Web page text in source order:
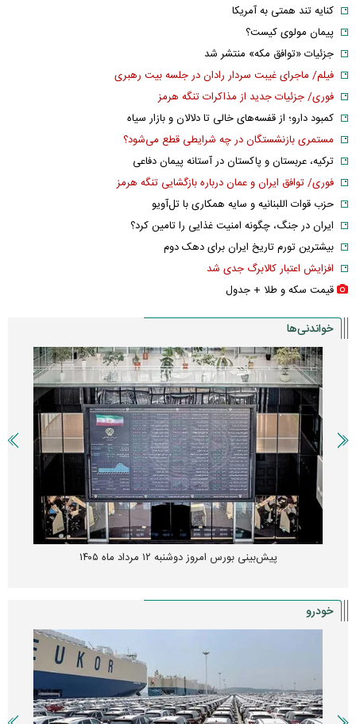
کنایه تند همتی به آمریکا
پیمان مولوی کیست؟
جزئیات «توافق مکه» منتشر شد
فیلم/ ماجرای غیبت سردار رادان در جلسه بیت رهبری
فوری/ جزئیات جدید از مذاکرات تنگه هرمز
کمبود دارو؛ از قفسه‌های خالی تا دلالان و بازار سیاه
مستمری بازنشستگان در چه شرایطی قطع می‌شود؟
ترکیه، عربستان و پاکستان در آستانه پیمان دفاعی
فوری/ توافق ایران و عمان درباره بازگشایی تنگه هرمز
حزب قوات اللبنانیه و سایه همکاری با تل‌آویو
ایران در جنگ، چگونه امنیت غذایی را تامین کرد؟
بیشترین تورم تاریخ ایران برای دهک دوم
افزایش اعتبار کالابرگ جدی شد
قیمت سکه و طلا + جدول
خواندنی‌ها
پیش‌بینی بورس امروز دوشنبه ۱۲ مرداد ماه ۱۴۰۵
خودرو